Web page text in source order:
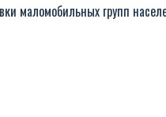
маломобильных групп